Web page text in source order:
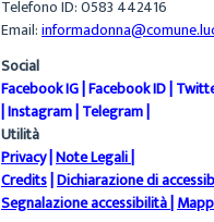
Telefono ID: 0583 442416
Email:
Social
Facebook IG|Facebook ID|
|Instagram|Telegram|
Utilità
Privacy|Note Legali|
Credits|Dichiarazione di
Segnalazione accessibilità|